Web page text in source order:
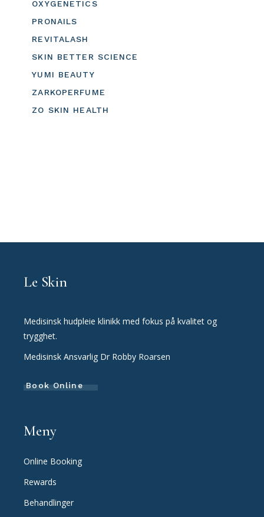
OXYGENETICS
PRONAILS
REVITALASH
SKIN BETTER SCIENCE
YUMI BEAUTY
ZARKOPERFUME
ZO SKIN HEALTH
Le Skin
Medisinsk hudpleie klinikk med fokus på kvalitet og
trygghet.
Medisinsk Ansvarlig Dr Robby Roarsen
Book Online
Meny
Online Booking
Rewards
Behandlinger